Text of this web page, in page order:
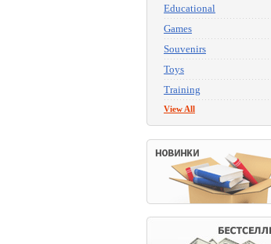
Educational
Games
Souvenirs
Toys
Training
View All